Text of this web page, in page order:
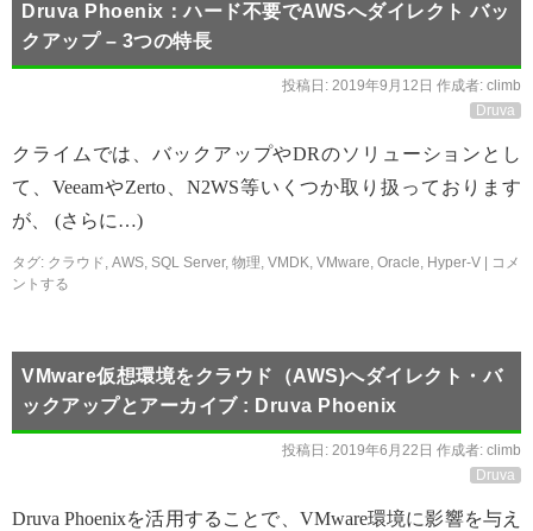
Druva Phoenix：ハード不要でAWSへダイレクト バッ
クアップ – 3つの特長
投稿日: 2019年9月12日 作成者: climb
Druva
クライムでは、バックアップやDRのソリューションとし
て、VeeamやZerto、N2WS等いくつか取り扱っております
が、 (さらに…)
タグ: クラウド, AWS, SQL Server, 物理, VMDK, VMware, Oracle, Hyper-V
コメ
ントする
VMware仮想環境をクラウド（AWS)へダイレクト・バ
ックアップとアーカイブ : Druva Phoenix
投稿日: 2019年6月22日 作成者: climb
Druva
Druva Phoenixを活用することで、VMware環境に影響を与え